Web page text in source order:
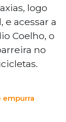
A logo
acessar a
Coelho, o
no
empurra